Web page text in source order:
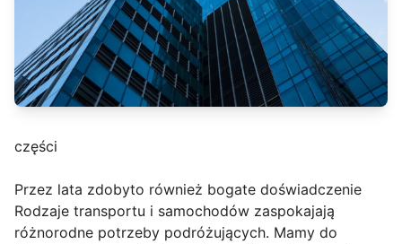
części
Przez lata zdobyto również bogate doświadczenie
Rodzaje transportu i samochodów zaspokajają
różnorodne potrzeby podróżujących. Mamy do